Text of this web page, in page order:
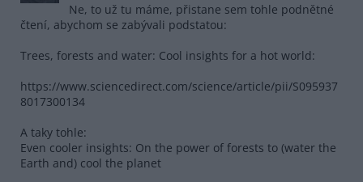
Ne, to už tu máme, přistane sem tohle podnětné
čtení, abychom se zabývali podstatou:
Trees, forests and water: Cool insights for a hot world:
https://www.sciencedirect.com/science/article/pii/S095937
8017300134
A taky tohle:
Even cooler insights: On the power of forests to (water the
Earth and) cool the planet